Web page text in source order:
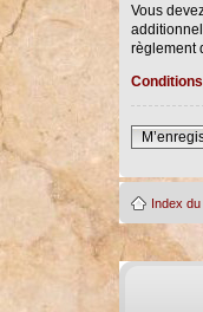
Vous
règlement
Index